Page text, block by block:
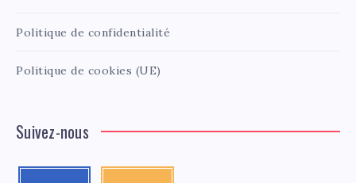
Politique de confidentialité
Politique de cookies (UE)
Suivez-nous